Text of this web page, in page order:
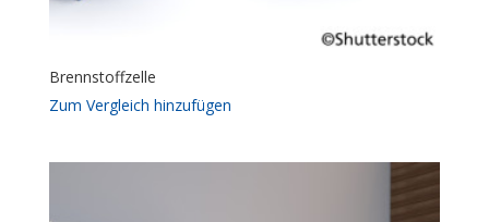
Brennstoffzelle
Zum Vergleich hinzufügen